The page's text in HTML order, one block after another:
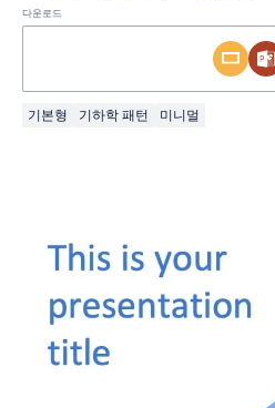
다운로드
기본형 기하학 패턴 미니멀